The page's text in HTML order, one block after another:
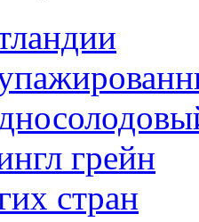
грейн
стран